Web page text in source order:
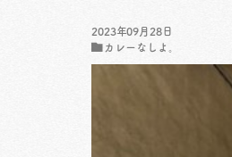
2023年09月28日
カレーなしよ。